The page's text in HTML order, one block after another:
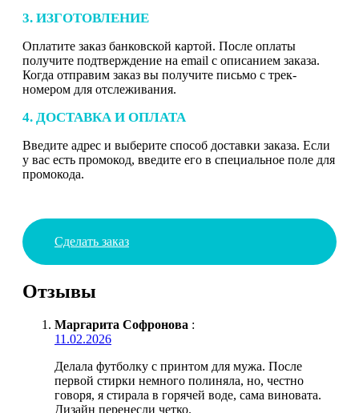
3. ИЗГОТОВЛЕНИЕ
Оплатите заказ банковской картой. После оплаты
получите подтверждение на email с описанием заказа.
Когда отправим заказ вы получите письмо с трек-
номером для отслеживания.
4. ДОСТАВКА И ОПЛАТА
Введите адрес и выберите способ доставки заказа. Если
у вас есть промокод, введите его в специальное поле для
промокода.
Сделать заказ
Отзывы
Маргарита Софронова :
11.02.2026
Делала футболку с принтом для мужа. После
первой стирки немного полиняла, но, честно
говоря, я стирала в горячей воде, сама виновата.
Дизайн перенесли четко.